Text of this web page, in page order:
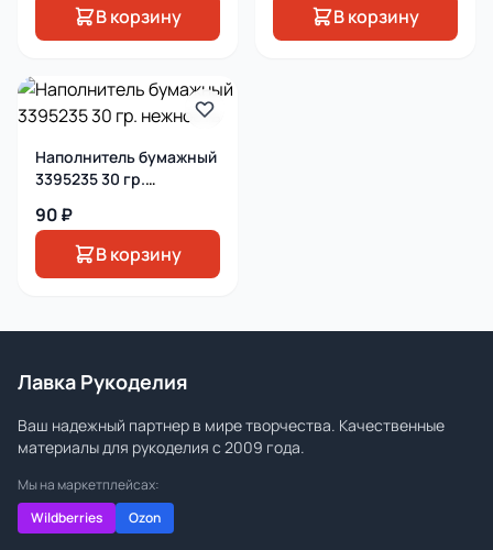
В корзину
В корзину
Наполнитель бумажный
3395235 30 гр.
90 ₽
В корзину
Лавка Рукоделия
Ваш надежный партнер в мире творчества. Качественные
материалы для рукоделия с 2009 года.
Мы на маркетплейсах:
Wildberries
Ozon